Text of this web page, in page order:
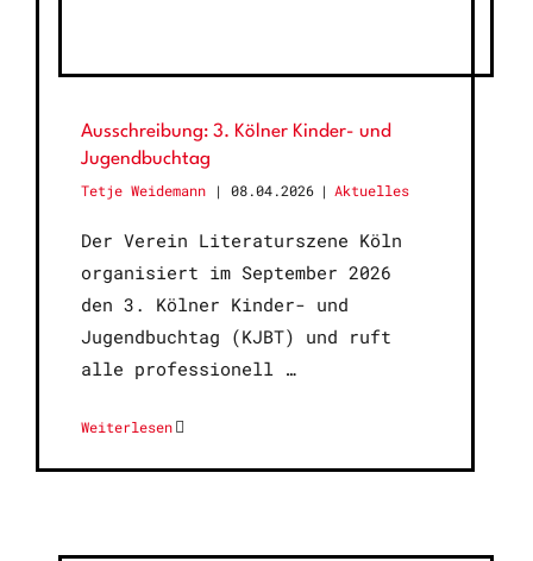
Ausschreibung: 3. Kölner Kinder- und
Jugendbuchtag
Tetje Weidemann
08.04.2026 | Aktuelles
Der Verein Literaturszene Köln
organisiert im September 2026
den 3. Kölner Kinder- und
Jugendbuchtag (KJBT) und ruft
alle professionell
Weiterlesen